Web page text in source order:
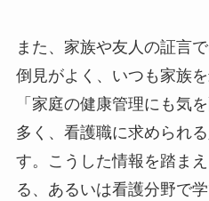
また、家族や友人の証言
倒見がよく、いつも家族
「家庭の健康管理にも気
多く、看護職に求められ
す。こうした情報を踏ま
る、あるいは看護分野で